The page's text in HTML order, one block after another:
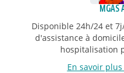
MGAS
Disponible 24h/24 et
d'assistance à
hospitalisation
En savoir